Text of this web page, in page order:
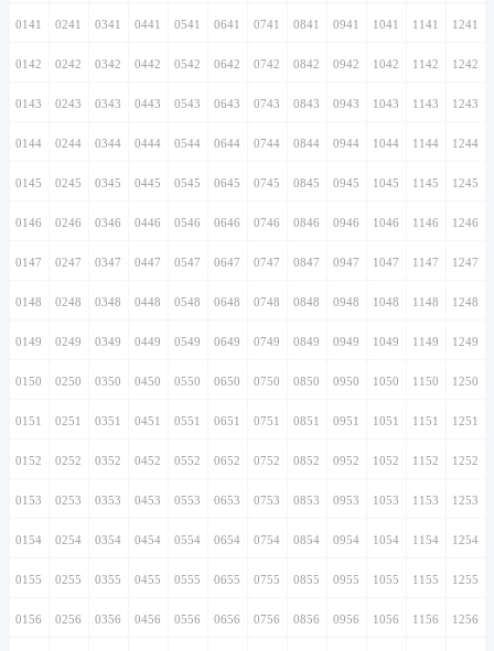
0141 0241 0341 0441 0541 0641 0741 0841 0941 1041 1141 1241
0142 0242 0342 0442 0542 0642 0742 0842 0942 1042 1142 1242
0143 0243 0343 0443 0543 0643 0743 0843 0943 1043 1143 1243
0144 0244 0344 0444 0544 0644 0744 0844 0944 1044 1144 1244
0145 0245 0345 0445 0545 0645 0745 0845 0945 1045 1145 1245
0146 0246 0346 0446 0546 0646 0746 0846 0946 1046 1146 1246
0147 0247 0347 0447 0547 0647 0747 0847 0947 1047 1147 1247
0148 0248 0348 0448 0548 0648 0748 0848 0948 1048 1148 1248
0149 0249 0349 0449 0549 0649 0749 0849 0949 1049 1149 1249
0150 0250 0350 0450 0550 0650 0750 0850 0950 1050 1150 1250
0151 0251 0351 0451 0551 0651 0751 0851 0951 1051 1151 1251
0152 0252 0352 0452 0552 0652 0752 0852 0952 1052 1152 1252
0153 0253 0353 0453 0553 0653 0753 0853 0953 1053 1153 1253
0154 0254 0354 0454 0554 0654 0754 0854 0954 1054 1154 1254
0155 0255 0355 0455 0555 0655 0755 0855 0955 1055 1155 1255
0156 0256 0356 0456 0556 0656 0756 0856 0956 1056 1156 1256